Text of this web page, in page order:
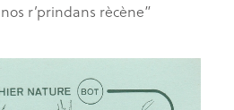
r’prindans rècène”